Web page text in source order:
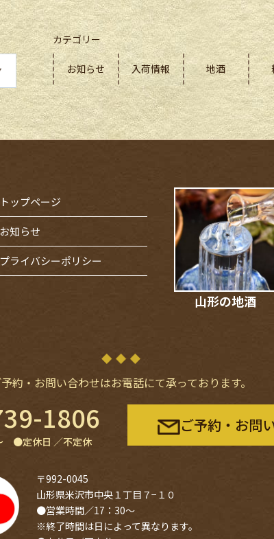
カテゴリー
お知らせ 入荷情報 地酒
トップページ
お知らせ
プライバシーポリシー
山形の地酒
予約・お問い合わせはお電話にて承っております。
1806
●定休⽇ ／不定休
ご予約・お問
〒992-0045
山形県米沢市中央１丁目７−１０
●営業時間／17：30〜
※終了時間は日によって異なります。